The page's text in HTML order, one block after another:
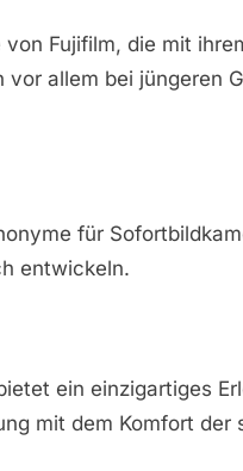
Fujifilm, die mit
allem bei jüngeren
für
entwickeln.
ein einzigartiges
mit dem Komfort der